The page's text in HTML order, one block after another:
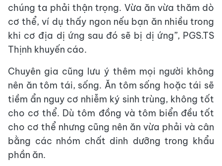
chúng ta phải thận trọng. Vừa ăn vừa thăm dò
cơ thể, ví dụ thấy ngon nếu bạn ăn nhiều trong
khi cơ địa dị ứng sau đó sẽ bị dị ứng”, PGS.TS
Thịnh khuyến cáo.
Chuyên gia cũng lưu ý thêm mọi người không
nên ăn tôm tái, sống. Ăn tôm sống hoặc tái sẽ
tiềm ẩn nguy cơ nhiễm ký sinh trùng, không tốt
cho cơ thể. Dù tôm đồng và tôm biển đều tốt
cho cơ thể nhưng cũng nên ăn vừa phải và cân
bằng các nhóm chất dinh dưỡng trong khẩu
phần ăn.